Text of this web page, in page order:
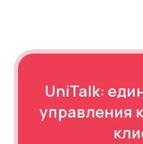
UniTalk:
управления